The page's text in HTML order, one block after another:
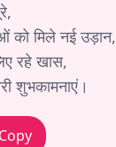
को मिले नई उड़ान,
रहे खास,
शुभकामनाएं।